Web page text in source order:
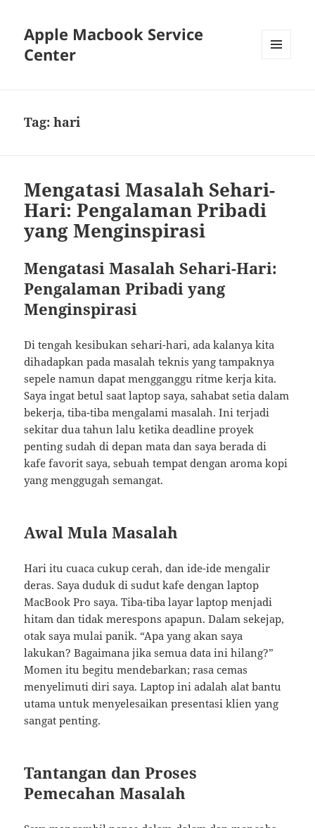
Apple Macbook Service
Center
Tag:hari
Mengatasi Masalah Sehari-
Hari: Pengalaman Pribadi
yang Menginspirasi
Mengatasi Masalah Sehari-Hari:
Pengalaman Pribadi yang
Menginspirasi
Di tengah kesibukan sehari-hari, ada kalanya kita
dihadapkan pada masalah teknis yang tampaknya
sepele namun dapat mengganggu ritme kerja kita.
Saya ingat betul saat laptop saya, sahabat setia dalam
bekerja, tiba-tiba mengalami masalah. Ini terjadi
sekitar dua tahun lalu ketika deadline proyek
penting sudah di depan mata dan saya berada di
kafe favorit saya, sebuah tempat dengan aroma kopi
yang menggugah semangat.
Awal Mula Masalah
Hari itu cuaca cukup cerah, dan ide-ide mengalir
deras. Saya duduk di sudut kafe dengan laptop
MacBook Pro saya. Tiba-tiba layar laptop menjadi
hitam dan tidak merespons apapun. Dalam sekejap,
otak saya mulai panik. “Apa yang akan saya
lakukan? Bagaimana jika semua data ini hilang?”
Momen itu begitu mendebarkan; rasa cemas
menyelimuti diri saya. Laptop ini adalah alat bantu
utama untuk menyelesaikan presentasi klien yang
sangat penting.
Tantangan dan Proses
Pemecahan Masalah